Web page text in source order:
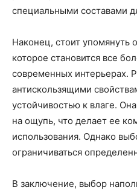
специальными составами
Наконец, стоит упомянуть
которое становится все
современных интерьерах.
антискользящими
устойчивостью к влаге.
на ощупь, что делает ее
использования. Однако
ограничиваться
В заключение, выбор